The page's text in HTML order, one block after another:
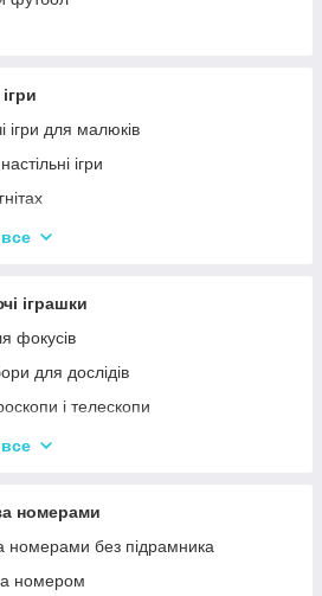
ігри для малюків
ігри
Інакше
і Доміно
іграшки
фокусів
для дослідів
і телескопи
Магніти для дітей
планшети
розмовляючі плакати
номерами
номерами без підрамника
номером